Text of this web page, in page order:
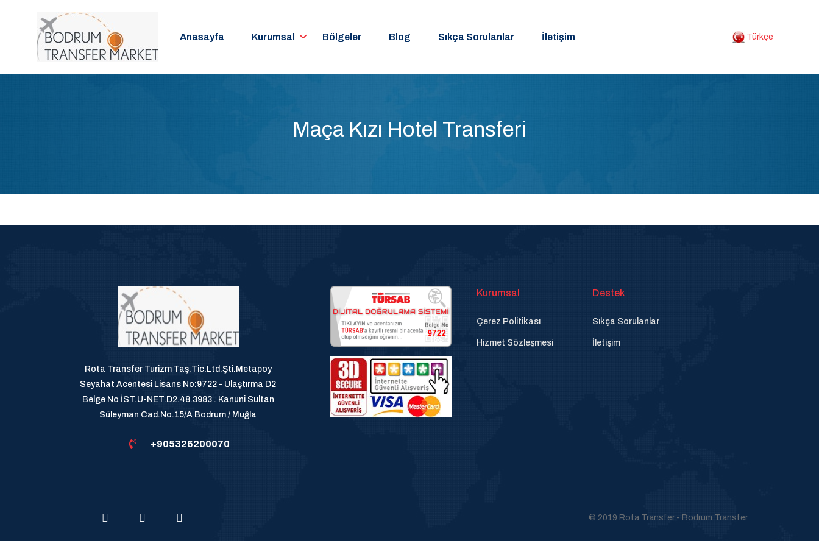
Anasayfa Kurumsal Bölgeler Blog Sıkça Sorulanlar İletişim Türkçe
Maça Kızı Hotel Transferi
Rota Transfer Turizm Taş.Tic.Ltd.Şti.Metapoy
Seyahat Acentesi Lisans No:9722 - Ulaştırma D2
Belge No İST.U-NET.D2.48.3983 . Kanuni Sultan
Süleyman Cad.No.15/A Bodrum / Muğla
+905326200070
Kurumsal
Çerez Politikası
Hizmet Sözleşmesi
Destek
Sıkça Sorulanlar
İletişim
© 2019 Rota Transfer - Bodrum Transfer